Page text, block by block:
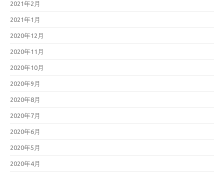
2021年2月
2021年1月
2020年12月
2020年11月
2020年10月
2020年9月
2020年8月
2020年7月
2020年6月
2020年5月
2020年4月